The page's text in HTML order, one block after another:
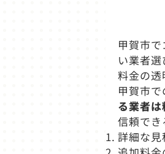
甲賀市で
い業者選
料金の透
甲賀市
る業者
信頼でき
詳細な見